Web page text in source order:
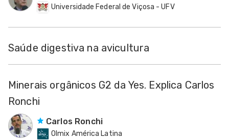
Universidade Federal de Viçosa - UFV
Saúde digestiva na avicultura
Minerais orgânicos G2 da Yes. Explica Carlos
Ronchi
Carlos Ronchi
Olmix América Latina